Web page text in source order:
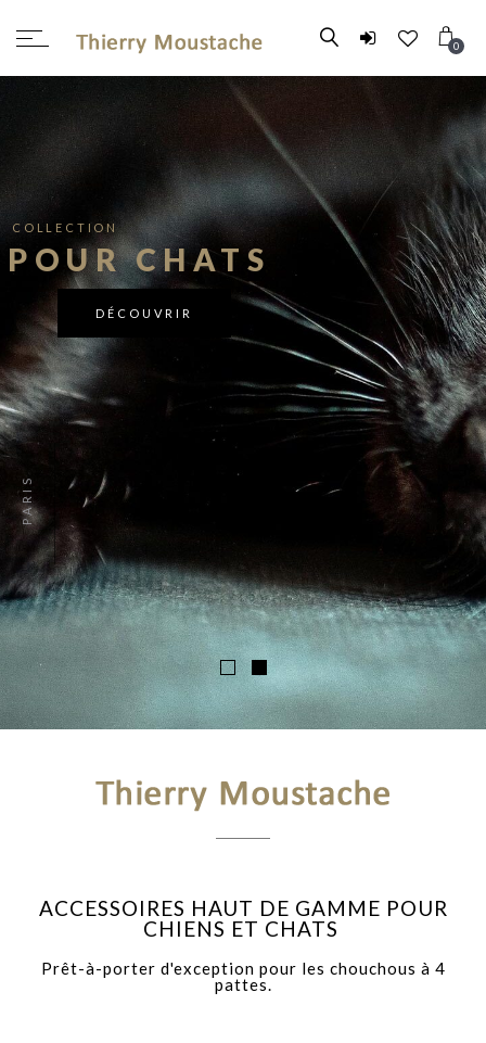
0
COLLECTION
POUR CHIENS
DÉCOUVRIR
PARIS
ACCESSOIRES HAUT DE GAMME POUR
CHIENS ET CHATS
Prêt-à-porter d'exception pour les chouchous à 4
pattes.